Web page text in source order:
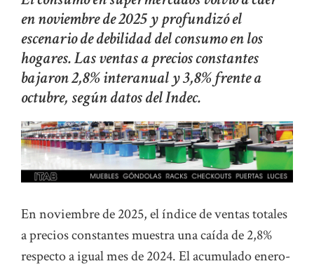
en noviembre de 2025 y profundizó el
escenario de debilidad del consumo en los
hogares. Las ventas a precios constantes
bajaron 2,8% interanual y 3,8% frente a
octubre, según datos del Indec.
En noviembre de 2025, el índice de ventas totales
a precios constantes muestra una caída de 2,8%
respecto a igual mes de 2024. El acumulado enero-